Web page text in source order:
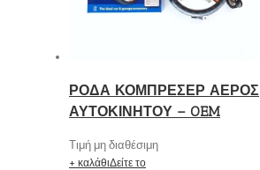
ΡΟΔΑ ΚΟΜΠΡΕΣΕΡ ΑΕΡΟΣ
ΑΥΤΟΚΙΝΗΤΟΥ – OEM
Τιμή μη διαθέσιμη
+ καλάθιΔείτε το